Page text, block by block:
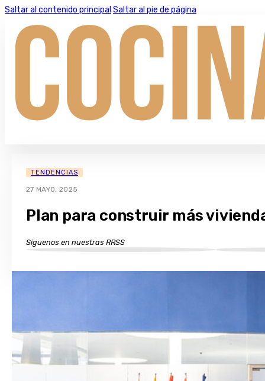
Saltar al contenido principal Saltar al pie de página
TENDENCIAS
27 MAYO, 2025
Plan para construir más
Síguenos en nuestras RRSS